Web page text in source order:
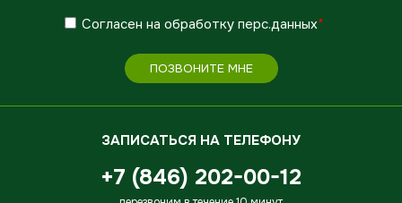
Согласен на обработку перс.данных*
ПОЗВОНИТЕ МНЕ
ЗАПИСАТЬСЯ НА ТЕЛЕФОНУ
+7 (846) 202-00-12